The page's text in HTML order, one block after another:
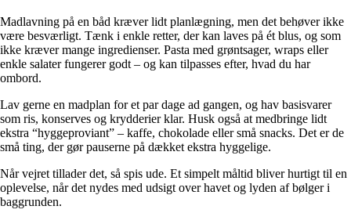
Madlavning på en båd kræver lidt planlægning, men det behøver ikke
være besværligt. Tænk i enkle retter, der kan laves på ét blus, og som
ikke kræver mange ingredienser. Pasta med grøntsager, wraps eller
enkle salater fungerer godt – og kan tilpasses efter, hvad du har
ombord.
Lav gerne en madplan for et par dage ad gangen, og hav basisvarer
som ris, konserves og krydderier klar. Husk også at medbringe lidt
ekstra “hyggeproviant” – kaffe, chokolade eller små snacks. Det er de
små ting, der gør pauserne på dækket ekstra hyggelige.
Når vejret tillader det, så spis ude. Et simpelt måltid bliver hurtigt til en
oplevelse, når det nydes med udsigt over havet og lyden af bølger i
baggrunden.